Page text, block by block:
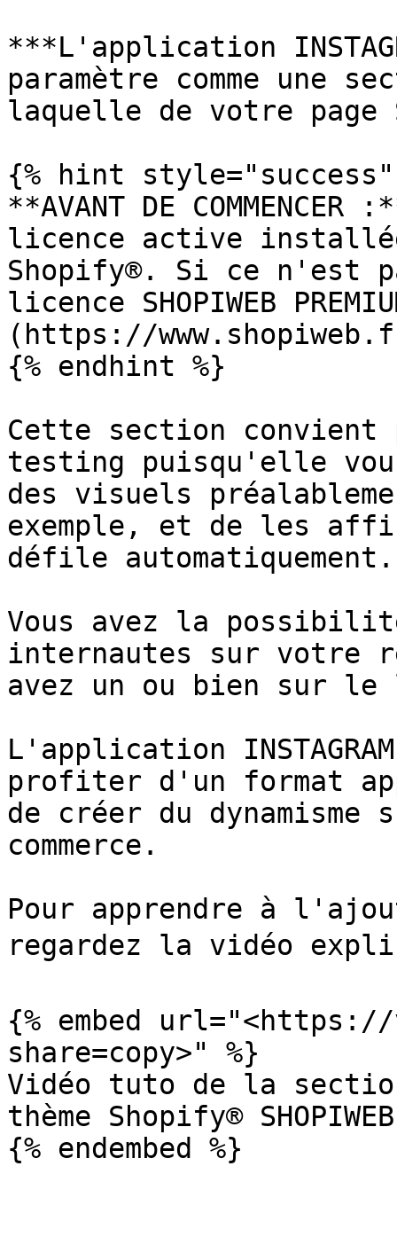
***L'application
paramètre comme une
laquelle de votre page
{% hint style="success"
**AVANT DE
licence active
Shopify®. Si ce n'est
licence SHOPIWEB
(https://
{% endhint %}
Cette section convient
testing puisqu'elle
des visuels
exemple, et de les
défile automatiquement.
Vous avez la
internautes sur votre
avez un ou bien sur
L'application
profiter d'un format
de créer du
commerce.
Pour apprendre à
regardez la vidéo
{% embed url="<https://
share=copy>" %}
Vidéo tuto de la
thème Shopify® SHOPIWEB